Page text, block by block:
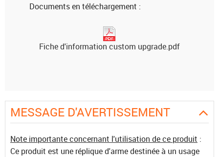
Documents en téléchargement :
Fiche d'information custom upgrade.pdf
MESSAGE D'AVERTISSEMENT
Note importante concernant l'utilisation de ce produit :
Ce produit est une réplique d'arme destinée à un usage